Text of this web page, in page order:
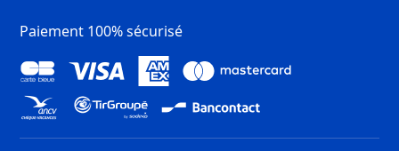
Paiement 100% sécurisé